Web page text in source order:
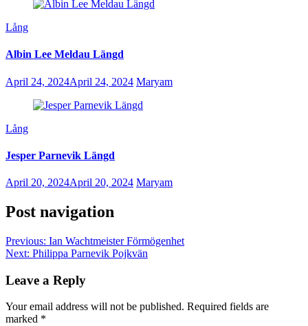
Lång
Albin Lee Meldau Längd
April 24, 2024April 24, 2024 Maryam
Lång
Jesper Parnevik Längd
April 20, 2024April 20, 2024 Maryam
Post navigation
Previous: Ian Wachtmeister Förmögenhet
Next: Philippa Parnevik Pojkvän
Leave a Reply
Your email address will not be published. Required fields are
marked *